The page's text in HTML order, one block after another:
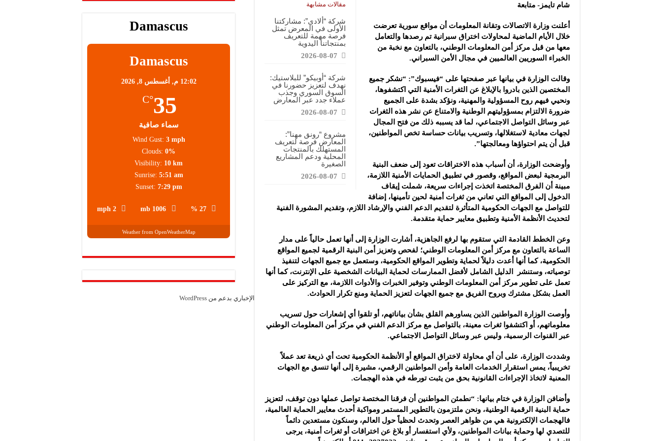
مجموعة “عمر الطيب القابضة”: المعرض يشكل فرصة للقاء أصحاب الاختصاص وصناع القرار
موقع “نيوز بيردز”: مشاركتنا في المعرض تهدف إلى الترويج للموقع وتعزيز حضوره الإعلامي
شركة “قمم الجودة للمعدات الصناعية”: شاركنا بالمعرض لدعم مرحلة إعادة الإعمار في سوريا
مقالات مشابهة
شركة “ألادي”: مشاركتنا
الأولى في المعرض تمثل
فرصة مهمة للتعريف
بمنتجاتنا اليدوية
2026-08-07
شركة “أوبيكو” للبلاستيك:
نهدف لتعزيز حضورنا في
السوق السوري وجذب
عملاء جدد عبر المعارض
2026-08-07
مشروع “رونق مهنا”:
المعارض فرصة لتعريف
المستهلك بالمنتجات
المحلية ودعم المشاريع
الصغيرة
2026-08-07
شام تايمز- متابعة
أعلنت وزارة الاتصالات وتقانة المعلومات أن مواقع سورية تعرضت
خلال الأيام الماضية لمحاولات اختراق سبرانية تم رصدها والتعامل
معها من قبل مركز أمن المعلومات الوطني، بالتعاون مع نخبة من
الخبراء السوريين العالميين في مجال الأمن السبراني.
وقالت الوزارة في بيانها عبر صفحتها على “فيسبوك”: “نشكر جميع
المختصين الذين بادروا بالإبلاغ عن الثغرات الأمنية التي اكتشفوها،
ونحيي فيهم روح المسؤولية والمهنية، ونؤكد بشدة على الجميع
ضرورة الالتزام بمسؤوليتهم الوطنية والامتناع عن نشر هذه الثغرات
عبر وسائل التواصل الاجتماعي، لما قد يسببه ذلك من فتح المجال
لجهات معادية لاستغلالها، وتسريب بيانات حساسة تخص المواطنين،
قبل أن يتم احتواؤها ومعالجتها”.
وأوضحت الوزارة، أن أسباب هذه الاختراقات تعود إلى ضعف البنية
البرمجية لبعض المواقع، وقصور في تطبيق الحمايات الأمنية اللازمة،
مبينة أن الفرق المختصة اتخذت إجراءات سريعة، شملت إيقاف
الدخول إلى المواقع التي تعاني من ثغرات أمنية لحين تأمينها، إضافة
للتواصل مع الجهات الحكومية المتأثرة لتقديم الدعم الفني والإرشاد اللازم، وتقديم المشورة الفنية
لتحديث الأنظمة الأمنية وتطبيق معايير حماية متقدمة.
وعن الخطط القادمة التي ستقوم بها لرفع الجاهزية، أشارت الوزارة إلى أنها تعمل حالياً على مدار
الساعة بالتعاون مع مركز أمن المعلومات الوطني؛ لفحص وتعزيز أمن البنية الرقمية لجميع المواقع
الحكومية، كما أنها أعدت دليلاً لحماية وتطوير المواقع الحكومية، وستعمل مع جميع الجهات لتنفيذ
توصياته، وستنشر الدليل الشامل لأفضل الممارسات لحماية البيانات الشخصية على الإنترنت، كما أنها
تعمل على تطوير مركز أمن المعلومات الوطني وتوفير الخبرات والأدوات اللازمة، مع التركيز على
العمل بشكل مشترك وبروح الفريق مع جميع الجهات لتعزيز الحماية ومنع تكرار الحوادث.
وأوصت الوزارة المواطنين الذين يساورهم القلق بشأن بياناتهم، أو تلقوا أي إشعارات حول تسريب
معلوماتهم، أو اكتشفوا ثغرات معينة، بالتواصل مع مركز الدعم الفني في مركز أمن المعلومات الوطني
عبر القنوات الرسمية، وليس عبر وسائل التواصل الاجتماعي.
وشددت الوزارة، على أن أي محاولة لاختراق المواقع أو الأنظمة الحكومية تحت أي ذريعة تعد عملاً
تخريبياً، يمس استقرار الخدمات العامة وأمن المواطنين الرقمي، مشيرة إلى أنها تنسق مع الجهات
المعنية لاتخاذ الإجراءات القانونية بحق من يثبت تورطه في هذه الهجمات.
وأضافن الوزارة في ختام بيانها: “نطمئن المواطنين أن فرقنا المختصة تواصل عملها دون توقف، لتعزيز
حماية البنية الرقمية الوطنية، ونحن ملتزمون بالتطوير المستمر ومواكبة أحدث معايير الحماية العالمية،
فالهجمات الإلكترونية هي من ظواهر العصر وتحدث لحظياً حول العالم، وسنكون مستعدين دائماً
للتصدي لها وحماية بيانات المواطنين، ولأي استفسار أو بلاغ عن اختراقات أو ثغرات أمنية، يرجى
Damascus
Damascus
12:02 م, أغسطس 8, 2026
35
°C
سماء صافية
27 %
1006 mb
2 mph
Wind Gust: 3 mph
Clouds: 0%
Visibility: 10 km
Sunrise: 5:51 am
Sunset: 7:29 pm
Weather from OpenWeatherMap
الإخباري بدعم من WordPress